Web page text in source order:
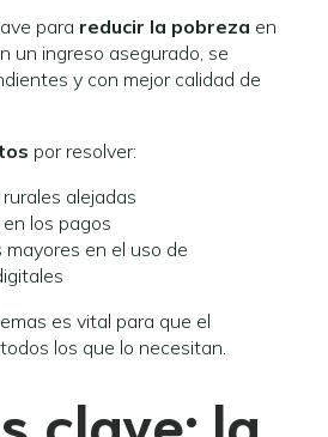
para reducir la pobreza en
un ingreso asegurado, se
y con mejor calidad de
por resolver:
alejadas
los pagos
mayores en el uso de
es vital para que el
los que lo necesitan.
clave: la